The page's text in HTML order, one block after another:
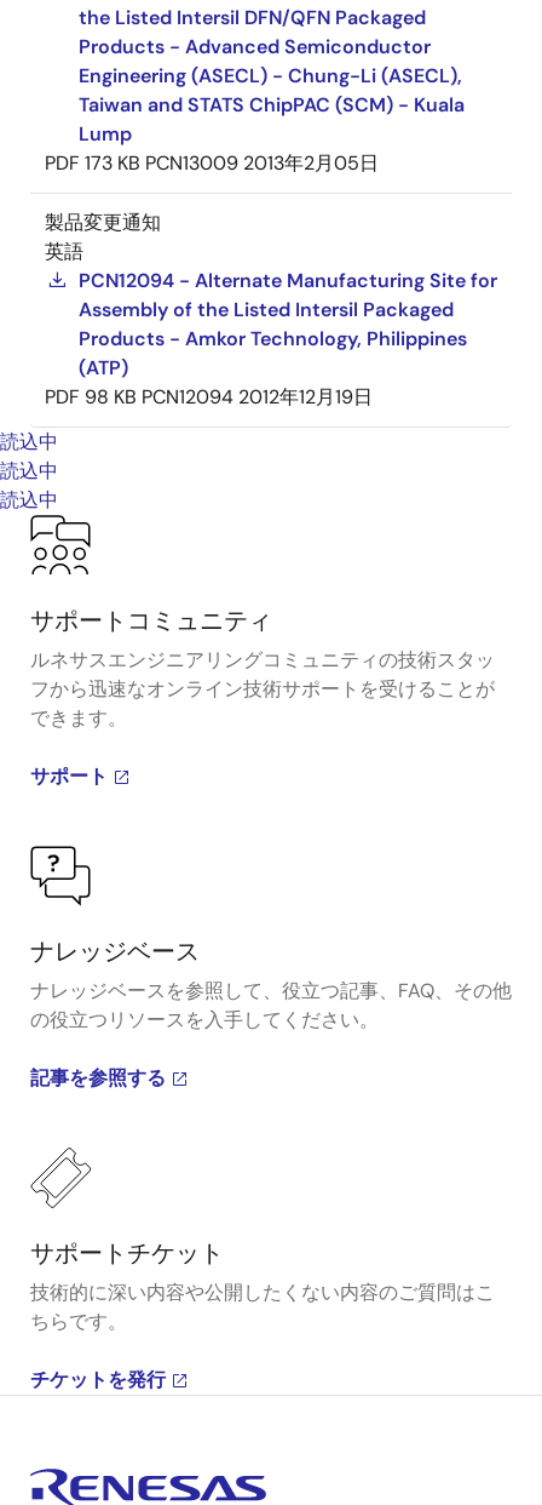
the Listed Intersil DFN/QFN Packaged
Products - Advanced Semiconductor
Engineering (ASECL) - Chung-Li (ASECL),
Taiwan and STATS ChipPAC (SCM) - Kuala
Lump
PDF 173 KB PCN13009 2013年2月05日
製品変更通知
英語
PCN12094 - Alternate Manufacturing Site for
Assembly of the Listed Intersil Packaged
Products - Amkor Technology, Philippines
(ATP)
PDF 98 KB PCN12094 2012年12月19日
読込中
読込中
読込中
サポートコミュニティ
ルネサスエンジニアリングコミュニティの技術スタッ
フから迅速なオンライン技術サポートを受けることが
できます。
サポート
ナレッジベース
ナレッジベースを参照して、役立つ記事、FAQ、その他
の役立つリソースを入手してください。
記事を参照する
サポートチケット
技術的に深い内容や公開したくない内容のご質問はこ
ちらです。
チケットを発行